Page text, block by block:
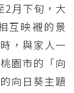
2月下旬，大
互映襯的景
，與家人一
園市的「向
向日葵主題